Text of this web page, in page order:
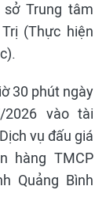
Trung tâm
(Thực hiện
30 phút ngày
vào tài
vụ đấu giá
hàng TMCP
Quảng Bình